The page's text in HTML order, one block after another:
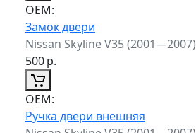
ОЕМ:
Замок двери
Nissan Skyline V35 (2001—2007)
500р.
ОЕМ:
Ручка двери внешняя